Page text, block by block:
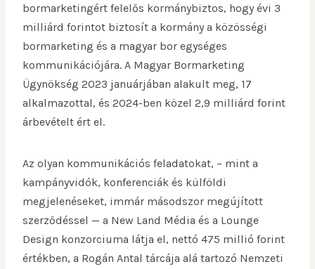
bormarketingért felelős kormánybiztos, hogy évi 3
milliárd forintot biztosít a kormány a közösségi
bormarketing és a magyar bor egységes
kommunikációjára. A Magyar Bormarketing
Ügynökség 2023 januárjában alakult meg, 17
alkalmazottal, és 2024-ben közel 2,9 milliárd forint
árbevételt ért el.
Az olyan kommunikációs feladatokat, – mint a
kampányvidók, konferenciák és külföldi
megjelenéseket, immár másodszor megújított
szerződéssel — a New Land Média és a Lounge
Design konzorciuma látja el, nettó 475 millió forint
értékben, a Rogán Antal tárcája alá tartozó Nemzeti